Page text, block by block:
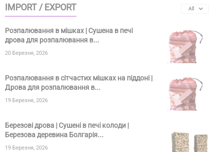
IMPORT / EXPORT All
Розпалювання в мішках | Сушена в печі
дрова для розпалювання в...
20 Березня, 2026
Розпалювання в сітчастих мішках на піддоні |
Дрова для розпалювання в...
19 Березня, 2026
Березові дрова | Сушені в печі колоди |
Березова деревина Болгарія...
19 Березня, 2026